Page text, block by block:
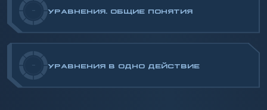
- УРАВНЕНИЯ. ОБЩИЕ ПОНЯТИЯ
- УРАВНЕНИЯ В ОДНО ДЕЙСТВИЕ